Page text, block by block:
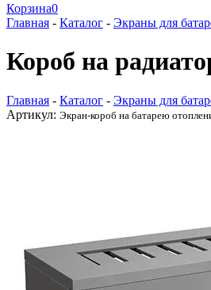
Корзина0
Главная - Каталог - Экраны для
Короб на
Главная - Каталог - Экраны для
Артикул: Экран-короб на батарею